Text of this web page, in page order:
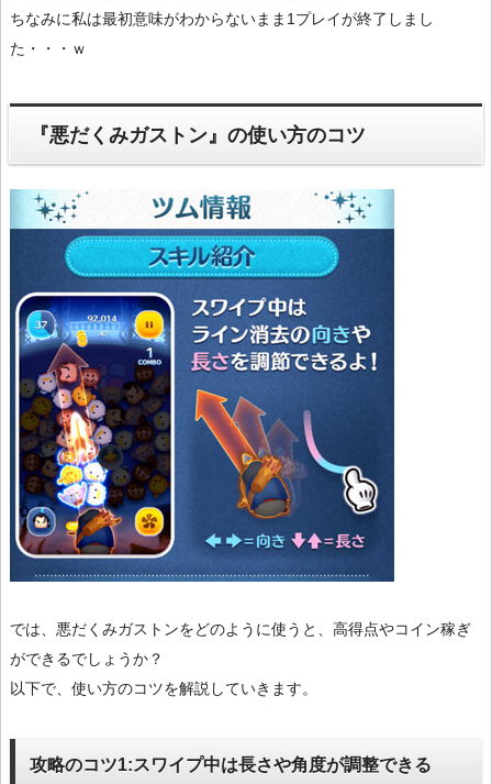
ちなみに私は最初意味がわからないまま1プレイが終了しまし
た・・・ｗ
『悪だくみガストン』の使い方のコツ
では、悪だくみガストンをどのように使うと、高得点やコイン稼ぎ
ができるでしょうか？
以下で、使い方のコツを解説していきます。
攻略のコツ1:スワイプ中は長さや角度が調整できる